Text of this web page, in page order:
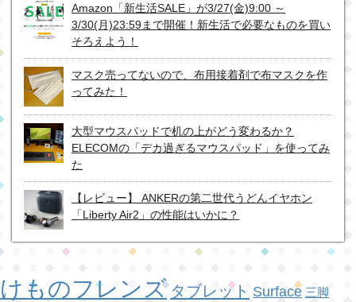
Amazon「新生活SALE」が3/27(金)9:00 ～
3/30(月)23:59まで開催！新生活で必要なものを買い
そろえよう！
マスク売ってないので、布用接着剤で布マスクを作
ってみた！
大型マウスパッドで机の上がどう変わるか？
ELECOMの「デカ過ぎるマウスパッド」を使ってみ
た
【レビュー】 ANKERの第二世代うどんイヤホン
「Liberty Air2」の性能はいかに？
けものフレンズ タブレット Surface 三脚